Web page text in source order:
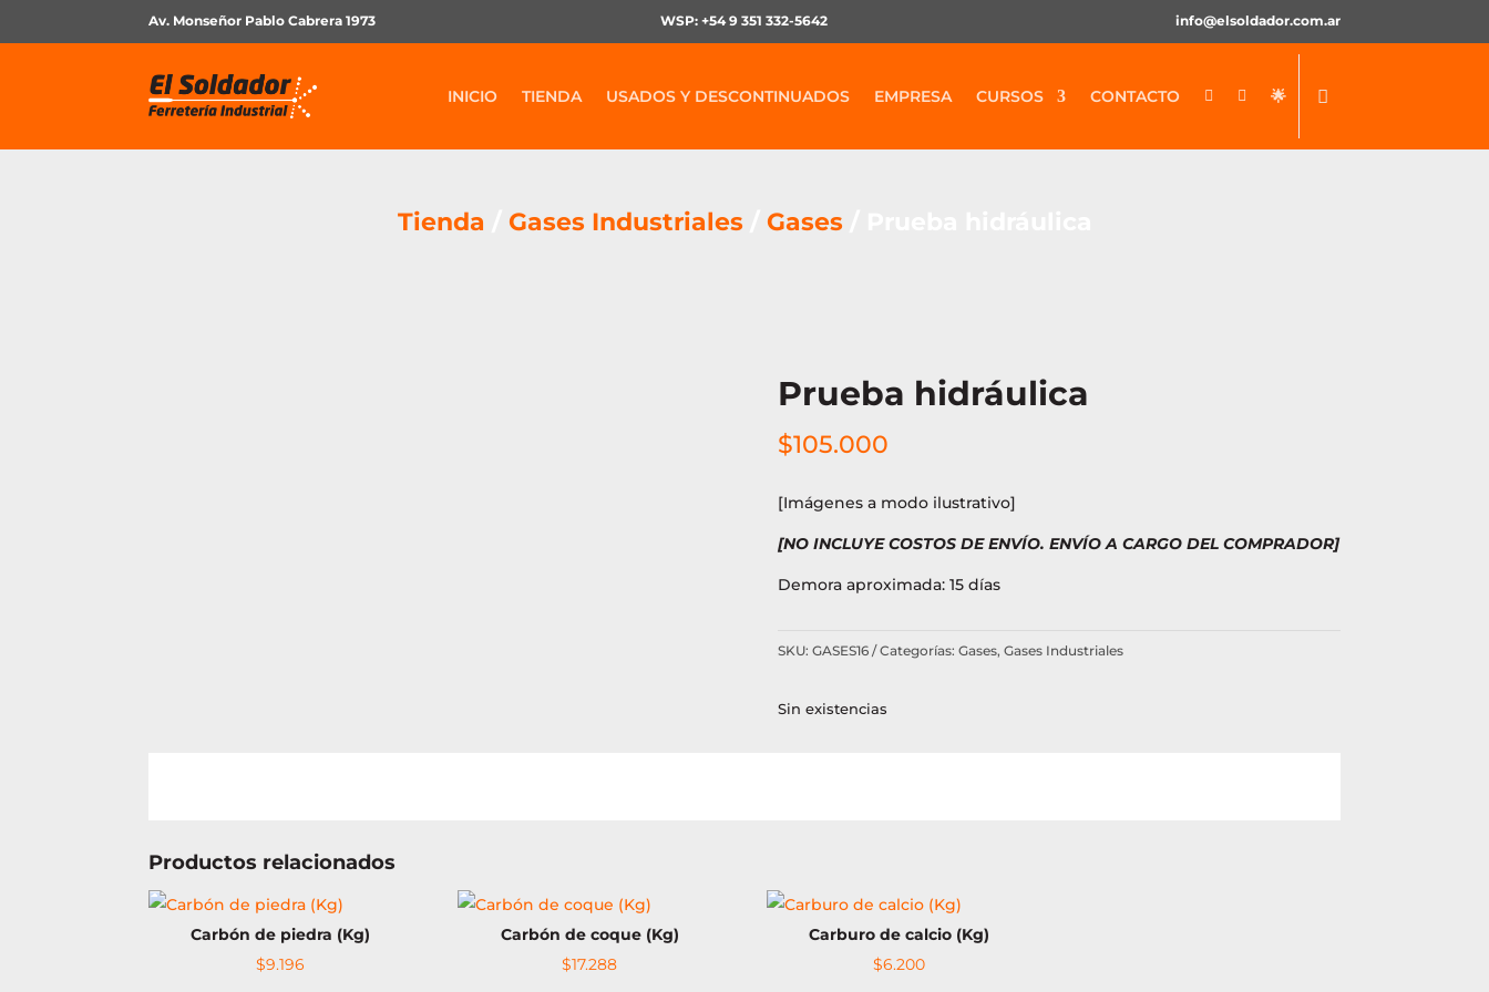
Av. Monseñor Pablo Cabrera 1973 WSP: +54 9 351 332-5642 info@elsoldador.com.ar
INICIO TIENDA USADOS Y DESCONTINUADOS EMPRESA CURSOS CONTACTO   🌟
Tienda Gases Industriales/ Gases/ Prueba hidráulica
Prueba hidráulica
$105.000
[Imágenes a modo ilustrativo]
[NO INCLUYE COSTOS DE ENVÍO. ENVÍO A CARGO DEL COMPRADOR]
Demora aproximada: 15 días
SKU: GASES16 Categorías: Gases, Gases Industriales
Sin existencias
Productos relacionados
Carbón de piedra (Kg)
$9.196
Carbón de coque (Kg)
$17.288
Carburo de calcio (Kg)
$6.200